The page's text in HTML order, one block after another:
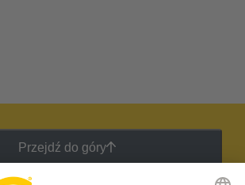
Przejdź do góry